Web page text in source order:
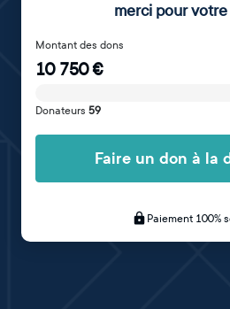
merci pour
Montant des dons
10 750€
Donateurs 59
Faire un don à la
Paiement 100%